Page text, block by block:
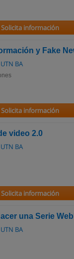
Solicita información
y Fake
BA
Solicita información
video 2.0
BA
Solicita información
una Serie
BA